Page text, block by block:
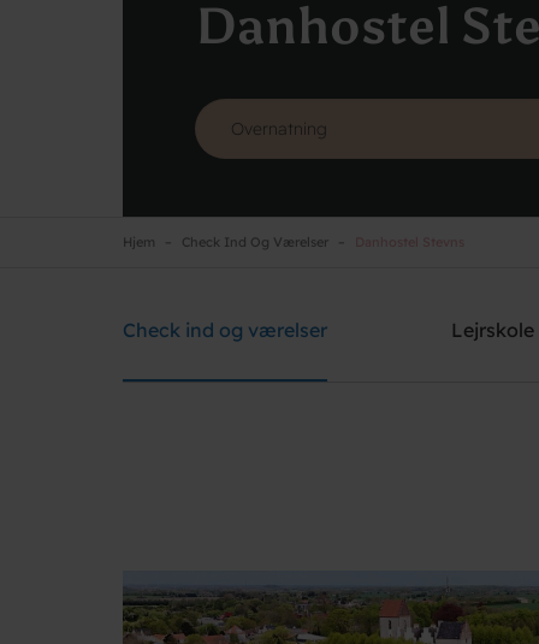
Danhostel
Danhostel Stevns
Hjem Check Ind Og Værelser
Check ind og værelser Lejrskole